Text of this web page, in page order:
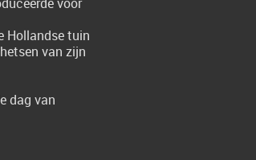
Hollandse tuin
van zijn
dag van